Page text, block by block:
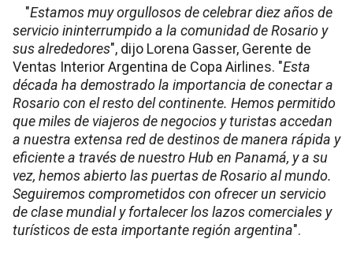
"Estamos muy orgullosos de celebrar diez años de
servicio ininterrumpido a la comunidad de Rosario y
sus alrededores", dijo Lorena Gasser, Gerente de
Ventas Interior Argentina de Copa Airlines. "Esta
década ha demostrado la importancia de conectar a
Rosario con el resto del continente. Hemos permitido
que miles de viajeros de negocios y turistas accedan
a nuestra extensa red de destinos de manera rápida y
eficiente a través de nuestro Hub en Panamá, y a su
vez, hemos abierto las puertas de Rosario al mundo.
Seguiremos comprometidos con ofrecer un servicio
de clase mundial y fortalecer los lazos comerciales y
turísticos de esta importante región argentina".